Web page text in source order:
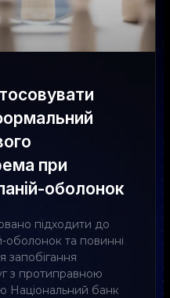
при
оболонок
підходити до
оболонок та повинні
запобігання
з протиправною
Національний банк